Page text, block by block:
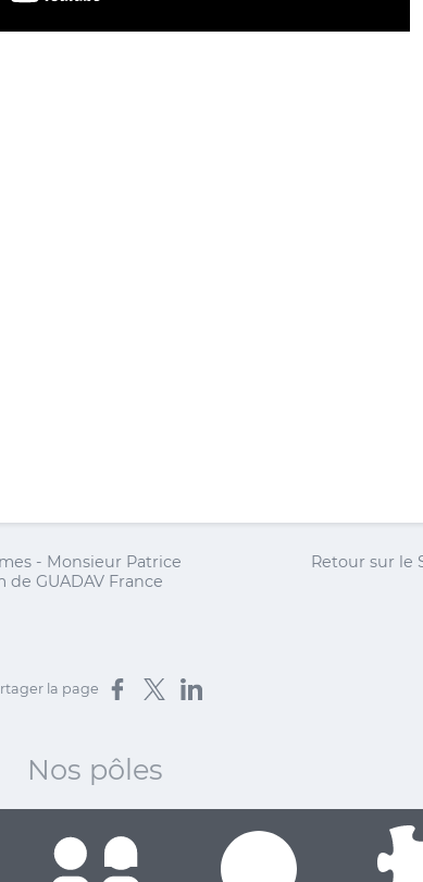
- Monsieur Patrice
GUADAV France
Retour sur le
la page Partager sur Facebook
Partager sur X
Partager sur LinkedIn
Nos pôles